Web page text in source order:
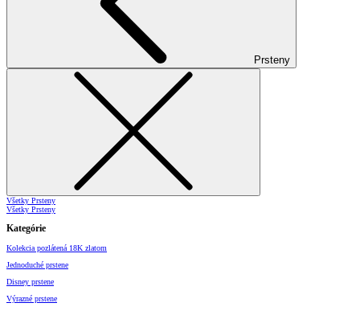
Prsteny
Všetky Prsteny
Všetky Prsteny
Kategórie
Kolekcia pozlátená 18K zlatom
Jednoduché prstene
Disney prstene
Výrazné prstene